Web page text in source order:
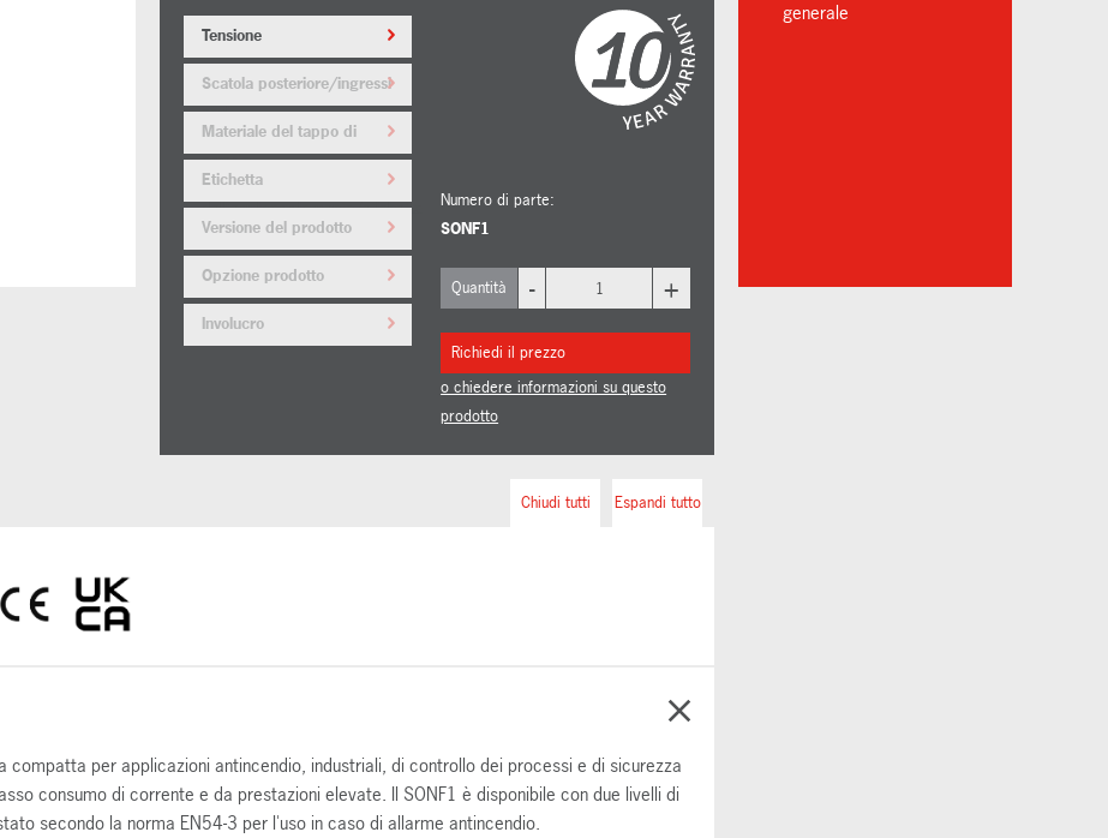
Tensione
Scatola posteriore/ingressi
cavi
Materiale del tappo di
arresto
Etichetta
dell'equipaggiamento/etichetta
di servizio
Versione del prodotto
Opzione prodotto
Involucro
Numero di parte:
SONF1
Quantità - +
Richiedi il prezzo
o chiedere informazioni su questo
prodotto
generale
Espandi tutto
Chiudi tutti
compatta per applicazioni antincendio, industriali, di controllo dei processi e di sicurezza
consumo di corrente e da prestazioni elevate. Il SONF1 è disponibile con due livelli di
secondo la norma EN54-3 per l'uso in caso di allarme antincendio.